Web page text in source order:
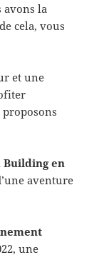
avons la
cela, vous
et une
Building en
aventure
une